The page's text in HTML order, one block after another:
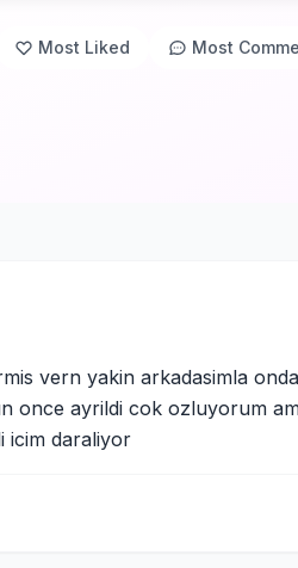
Most Liked Most
vern yakin arkadasimla
once ayrildi cok ozluyorum
icim daraliyor